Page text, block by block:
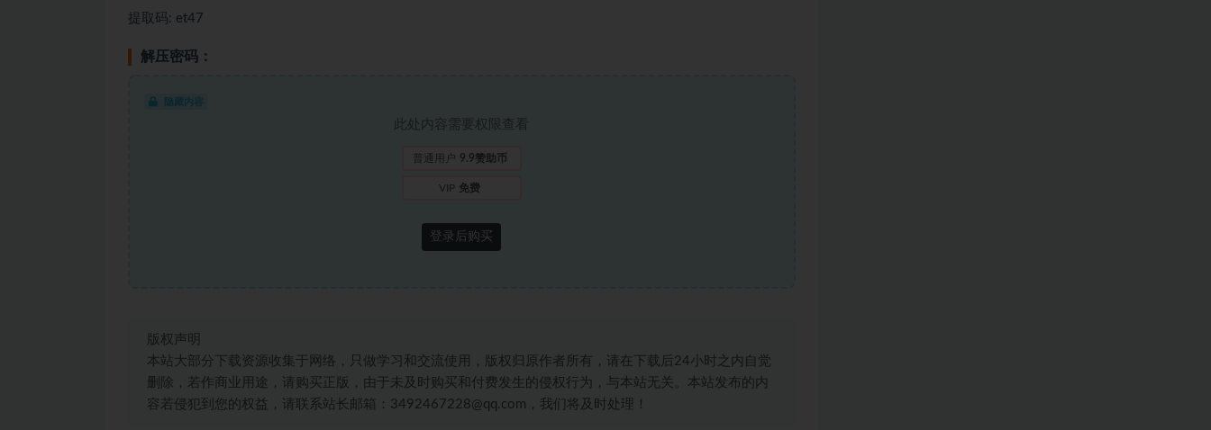
提取码: et47
解压密码：
隐藏内容
此处内容需要权限查看
普通用户 9.9赞助币
VIP 免费
登录后购买
版权声明
本站大部分下载资源收集于网络，只做学习和交流使用，版权归原作者所有，请在下载后24小时之内自觉
删除，若作商业用途，请购买正版，由于未及时购买和付费发生的侵权行为，与本站无关。本站发布的内
容若侵犯到您的权益，请联系站长邮箱：3492467228@qq.com，我们将及时处理！